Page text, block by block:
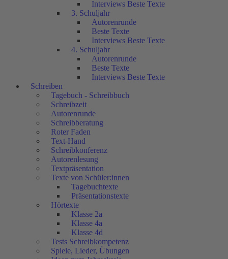
Interviews Beste Texte
3. Schuljahr
Autorenrunde
Beste Texte
Interviews Beste Texte
4. Schuljahr
Autorenrunde
Beste Texte
Interviews Beste Texte
Schreiben
Tagebuch - Schreibbuch
Schreibzeit
Autorenrunde
Schreibberatung
Roter Faden
Text-Hand
Schreibkonferenz
Autorenlesung
Textpräsentation
Texte von Schüler:innen
Tagebuchtexte
Präsentationstexte
Hörtexte
Klasse 2a
Klasse 4a
Klasse 4d
Tests Schreibkompetenz
Spiele, Lieder, Übungen